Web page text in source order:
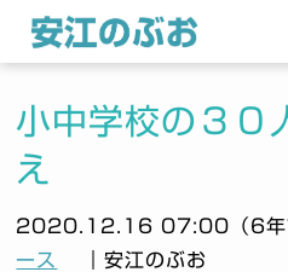
小中学校の３０
え
2020.12.16 07:00（6年
ース
｜安江のぶお